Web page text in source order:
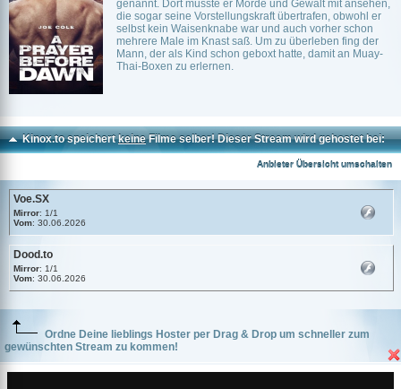
genannt. Dort musste er Morde und Gewalt mit ansehen,
die sogar seine Vorstellungskraft übertrafen, obwohl er
selbst kein Waisenknabe war und auch vorher schon
mehrere Male im Knast saß. Um zu überleben fing der
Mann, der als Kind schon geboxt hatte, damit an Muay-
Thai-Boxen zu erlernen.
Kinox.to speichertkeineFilme selber! Dieser Stream wird gehostet bei:
Anbieter Übersicht umschalten
Voe.SX
Mirror: 1/1
Vom: 30.06.2026
Dood.to
Mirror: 1/1
Vom: 30.06.2026
Ordne Deine lieblings Hoster per Drag & Drop um schneller zum
gewünschten Stream zu kommen!